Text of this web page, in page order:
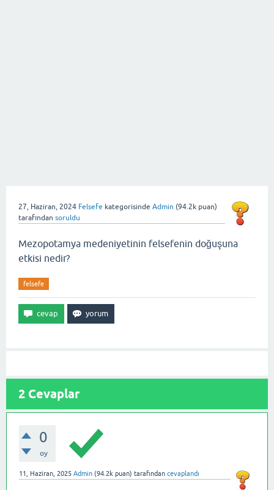
27, Haziran, 2024 Felsefe kategorisinde Admin (94.2k puan)
tarafından soruldu
Mezopotamya medeniyetinin felsefenin doğuşuna
etkisi nedir?
felsefe
2 Cevaplar
0
oy
11, Haziran, 2025 Admin (94.2k puan) tarafından cevaplandı